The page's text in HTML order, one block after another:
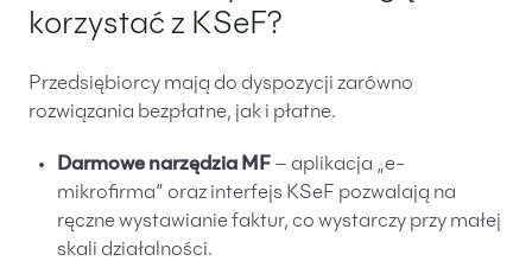
korzystać z KSeF?
Przedsiębiorcy mają do dyspozycji zarówno
rozwiązania bezpłatne, jak i płatne.
Darmowe narzędzia MF – aplikacja „e-
mikrofirma” oraz interfejs KSeF pozwalają na
ręczne wystawianie faktur, co wystarczy przy małej
skali działalności.